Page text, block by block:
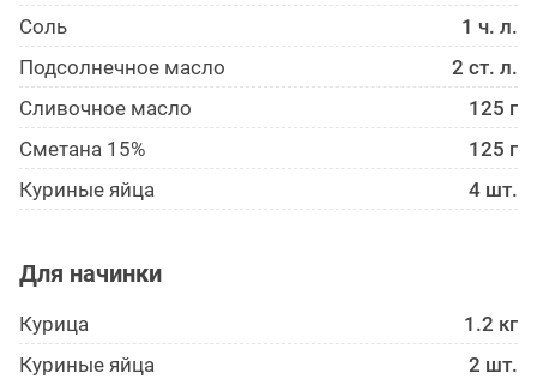
Соль
1 ч. л.
Подсолнечное масло
2 ст. л.
Сливочное масло
125 г
Сметана 15%
125 г
Куриные яйца
4 шт.
Для начинки
Курица
1.2 кг
Куриные яйца
2 шт.